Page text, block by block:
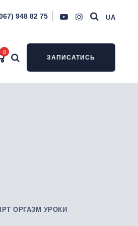
948 82 75 UA
0
ЗАПИСАТИСЬ
ОРГАЗМ УРОКИ